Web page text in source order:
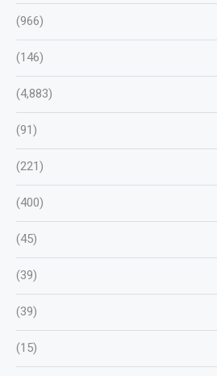
(966)
(146)
(4,883)
(91)
(221)
(400)
(45)
(39)
(39)
(15)